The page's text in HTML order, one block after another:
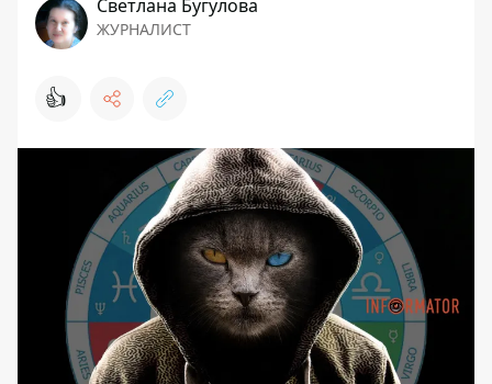
Светлана Бугулова
ЖУРНАЛИСТ
👍